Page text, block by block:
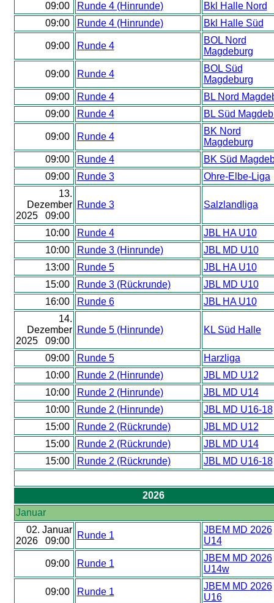
09:00
Runde 4 (Hinrunde)
Bkl Halle Nord
09:00
Runde 4 (Hinrunde) Bkl Halle Süd
09:00 Runde 4
BOL Nord
Magdeburg
09:00 Runde 4
BOL Süd
Magdeburg
09:00
Runde 4
BL Nord
09:00
Runde 4 BL Süd
09:00 Runde 4
BK Nord
Magdeburg
09:00
Runde 4
BK Süd
09:00
Runde 3
Ohre-Elbe-Liga
13.
Dezember
2025 09:00
Runde 3 Salzlandliga
10:00 Runde 4
JBL HA U10
10:00
Runde 3 (Hinrunde)
JBL MD U10
13:00
Runde 5
JBL HA U10
15:00
Runde 3 (Rückrunde)
JBL MD U10
16:00
Runde 6
JBL HA U10
14.
Dezember
2025 09:00
Runde 5 (Hinrunde) KL Süd Halle
09:00 Runde 5
Harzliga
10:00
Runde 2 (Hinrunde)
JBL MD U12
10:00
Runde 2 (Hinrunde)
JBL MD U14
10:00
Runde 2 (Hinrunde)
JBL MD U16-18
15:00
Runde 2 (Rückrunde)
JBL MD U12
15:00
Runde 2 (Rückrunde)
JBL MD U14
15:00
Runde 2 (Rückrunde) JBL MD U16-18
2026
Januar
02. Januar
2026 09:00
Runde 1
JBEM MD 2026
U14
09:00 Runde 1
JBEM MD 2026
U14w
09:00 Runde 1
JBEM MD 2026
U16